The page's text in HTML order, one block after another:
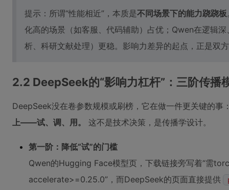
提示：所谓“性能相近”，本质是不同场景下的能力跷跷板
化高的场景（如客服、代码辅助）占优；Qwen在逻辑
析、科研文献处理）更稳。影响力差异的起点，正是双
2.2 DeepSeek的“影响力杠杆”：三阶传播
DeepSeek没在卷参数规模或刷榜，它在做一件更关键的事
上——试、调、用。
这不是技术决策，是传播学设计。
第一阶：降低“试”的门槛
Qwen的Hugging Face模型页，下载链接旁写着“需
accelerate>=0.25.0”，而DeepSeek的页面直接提供